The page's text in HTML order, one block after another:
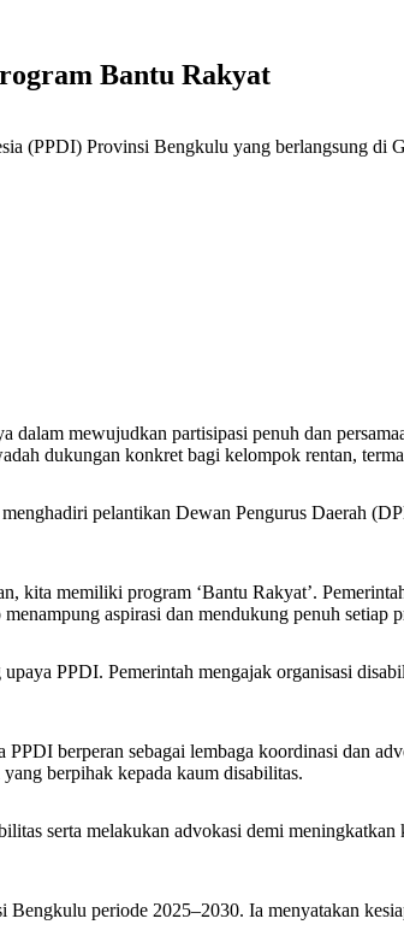
Bantu Rakyat
(PPDI) Provinsi Bengkulu yang berlangsung
mewujudkan partisipasi penuh dan
dukungan konkret bagi kelompok rentan,
pelantikan Dewan Pengurus Daerah
memiliki program ‘Bantu Rakyat’.
aspirasi dan mendukung penuh
PPDI. Pemerintah mengajak organisasi
berperan sebagai lembaga koordinasi dan
berpihak kepada kaum disabilitas.
serta melakukan advokasi demi
periode 2025–2030. Ia menyatakan